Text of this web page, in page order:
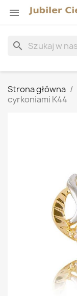

search
Strona główna
cyrkoniami K44